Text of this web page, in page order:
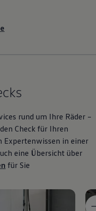
rund um Ihre Räder –
Check für Ihren
Expertenwissen in einer
eine Übersicht über
für Sie